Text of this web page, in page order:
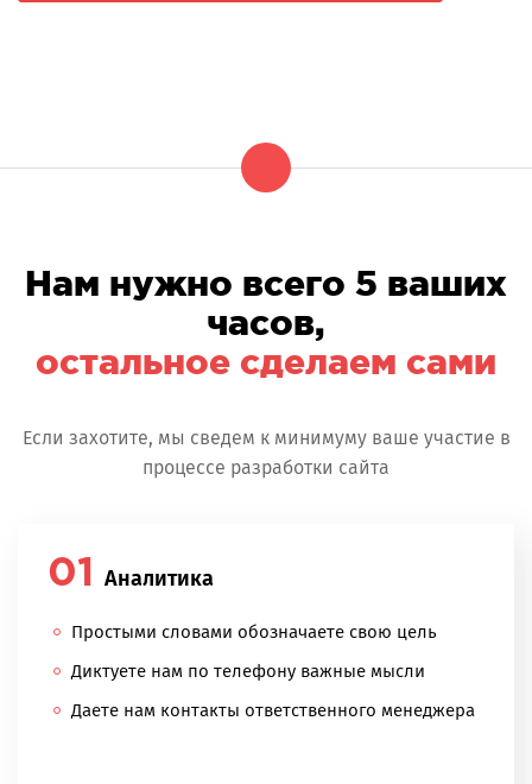
Нам нужно всего 5 ваших
часов,
остальное сделаем сами
Если захотите, мы сведем к минимуму ваше участие в
процессе разработки сайта
Аналитика
Простыми словами обозначаете свою цель
Диктуете нам по телефону важные мысли
Даете нам контакты ответственного менеджера